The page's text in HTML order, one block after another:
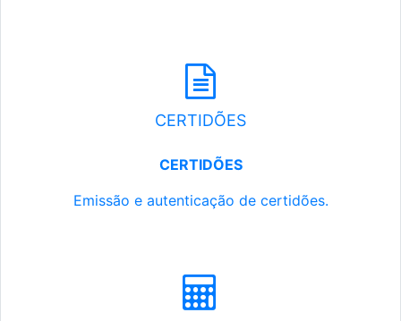
CERTIDÕES
CERTIDÕES
Emissão e autenticação de certidões.